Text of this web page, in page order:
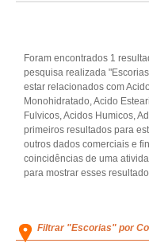
Foram encontrados 1
pesquisa realizada
estar relacionados com
Monohidratado, Acido
Fulvicos, Acidos Humicos,
primeiros resultados para
outros dados comerciais e
coincidências de uma
para mostrar esses
Filtrar "Escorias" por